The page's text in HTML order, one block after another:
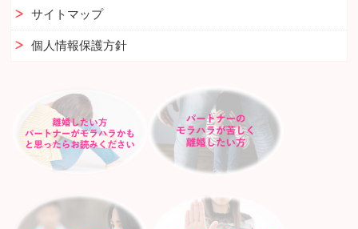
サイトマップ
個人情報保護方針